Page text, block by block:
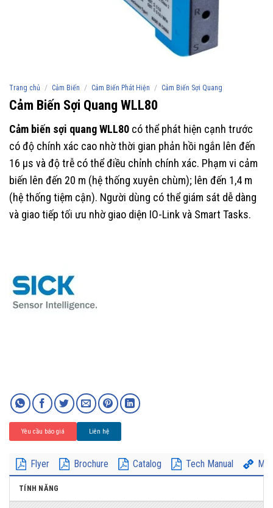
Trang chủ / Cảm Biến / Cảm Biến Phát Hiện / Cảm Biến Sợi Quang
Cảm Biến Sợi Quang WLL80
Cảm biến sợi quang WLL80 có thể phát hiện cạnh trước
có độ chính xác cao nhờ thời gian phản hồi ngắn lên đến
16 µs và độ trễ có thể điều chỉnh chính xác. Phạm vi cảm
biến lên đến 20 m (hệ thống xuyên chùm); lên đến 1,4 m
(hệ thống tiệm cận). Người dùng có thể giám sát dễ dàng
và giao tiếp tối ưu nhờ giao diện IO-Link và Smart Tasks.
Yêu cầu báo giá Liên hệ
Flyer Brochure Catalog Tech Manual
TÍNH NĂNG